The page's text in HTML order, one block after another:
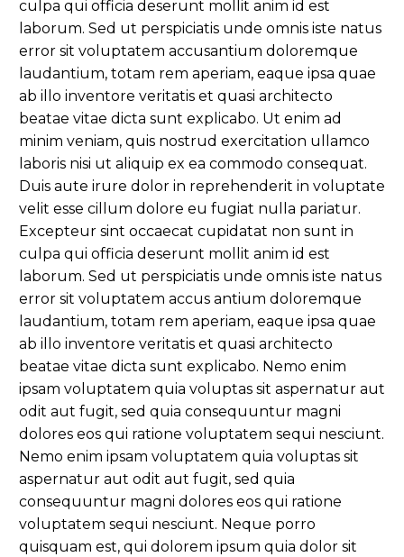
culpa qui officia deserunt mollit anim id est
laborum. Sed ut perspiciatis unde omnis iste natus
error sit voluptatem accusantium doloremque
laudantium, totam rem aperiam, eaque ipsa quae
ab illo inventore veritatis et quasi architecto
beatae vitae dicta sunt explicabo. Ut enim ad
minim veniam, quis nostrud exercitation ullamco
laboris nisi ut aliquip ex ea commodo consequat.
Duis aute irure dolor in reprehenderit in voluptate
velit esse cillum dolore eu fugiat nulla pariatur.
Excepteur sint occaecat cupidatat non sunt in
culpa qui officia deserunt mollit anim id est
laborum. Sed ut perspiciatis unde omnis iste natus
error sit voluptatem accus antium doloremque
laudantium, totam rem aperiam, eaque ipsa quae
ab illo inventore veritatis et quasi architecto
beatae vitae dicta sunt explicabo. Nemo enim
ipsam voluptatem quia voluptas sit aspernatur aut
odit aut fugit, sed quia consequuntur magni
dolores eos qui ratione voluptatem sequi nesciunt.
Nemo enim ipsam voluptatem quia voluptas sit
aspernatur aut odit aut fugit, sed quia
consequuntur magni dolores eos qui ratione
voluptatem sequi nesciunt. Neque porro
quisquam est, qui dolorem ipsum quia dolor sit